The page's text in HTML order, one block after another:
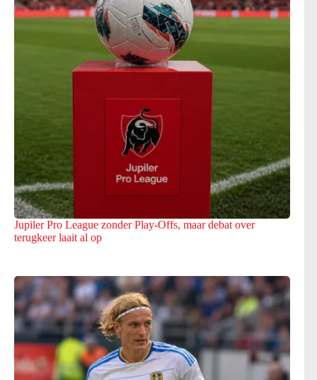
Jupiler Pro League zonder Play-Offs, maar debat over
terugkeer laait al op